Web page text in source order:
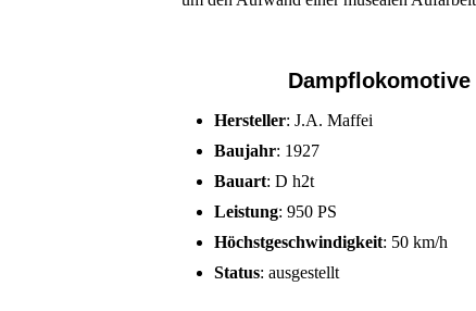
Hersteller: J.A. Maffei
Baujahr: 1927
Bauart: D h2t
Leistung: 950 PS
Höchstgeschwindigkeit: 50 km/h
Status: ausgestellt